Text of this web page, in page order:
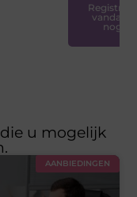
Registreer
vandaag
nog
die u mogelijk
AANBIEDINGEN